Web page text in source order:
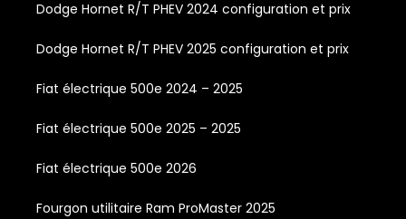
Dodge Hornet R/T PHEV 2024 configuration et prix
Dodge Hornet R/T PHEV 2025 configuration et prix
Fiat électrique 500e 2024 – 2025
Fiat électrique 500e 2025 – 2025
Fiat électrique 500e 2026
Fourgon utilitaire Ram ProMaster 2025